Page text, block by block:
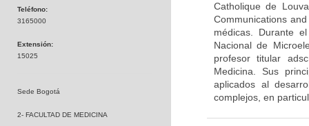
Teléfono:
3165000
Extensión:
15025
Sede Bogotá
2- FACULTAD DE MEDICINA
Catholique de
Communications
médicas. Durante
Nacional de
profesor titular
Medicina. Sus
aplicados al
complejos, en